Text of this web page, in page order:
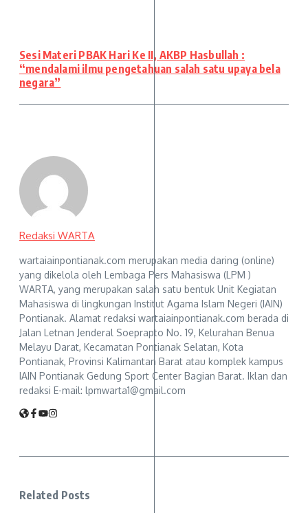
Sesi Materi PBAK Hari Ke II, AKBP Hasbullah :
“mendalami ilmu pengetahuan salah satu upaya bela
negara”
Redaksi WARTA
wartaiainpontianak.com merupakan media daring (online)
yang dikelola oleh Lembaga Pers Mahasiswa (LPM )
WARTA, yang merupakan salah satu bentuk Unit Kegiatan
Mahasiswa di lingkungan Institut Agama Islam Negeri (IAIN)
Pontianak. Alamat redaksi wartaiainpontianak.com berada di
Jalan Letnan Jenderal Soeprapto No. 19, Kelurahan Benua
Melayu Darat, Kecamatan Pontianak Selatan, Kota
Pontianak, Provinsi Kalimantan Barat atau komplek kampus
IAIN Pontianak Gedung Sport Center Bagian Barat. Iklan dan
redaksi E-mail: lpmwarta1@gmail.com
Related Posts